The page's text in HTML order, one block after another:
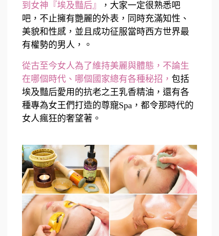
到女神『埃及豔后』
，大家一定很熟悉吧
吧，不止擁有艷麗的外表，同時充滿知性、
美貌和性感，並且成功征服當時西方世界最
有權勢的男人，
。
從古至今女人為了維持美麗與體態，不論生
在哪個時代、哪個國家總有各種秘招， 包括
埃及豔后愛用的抗老之王乳香精油，還有各
種專為女王們打造的尊寵Spa，都令那時代的
女人瘋狂的奢望著。